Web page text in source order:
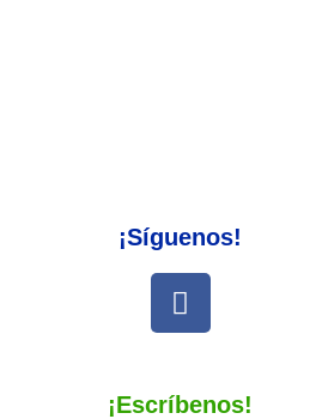
¡Síguenos!
¡Escríbenos!